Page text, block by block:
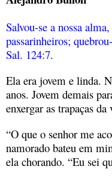
Salvou-se a nossa
passarinheiros;
Sal. 124:7.
Ela era jovem e linda.
anos. Jovem demais
enxergar as trapaças da
“O que o senhor me
namorado bateu em
ela chorando. “Eu sei